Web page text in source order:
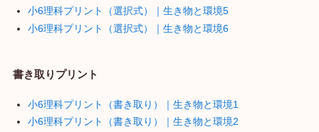
小6理科プリント（選択式）｜生き物と環境5
小6理科プリント（選択式）｜生き物と環境6
書き取りプリント
小6理科プリント（書き取り）｜生き物と環境1
小6理科プリント（書き取り）｜生き物と環境2